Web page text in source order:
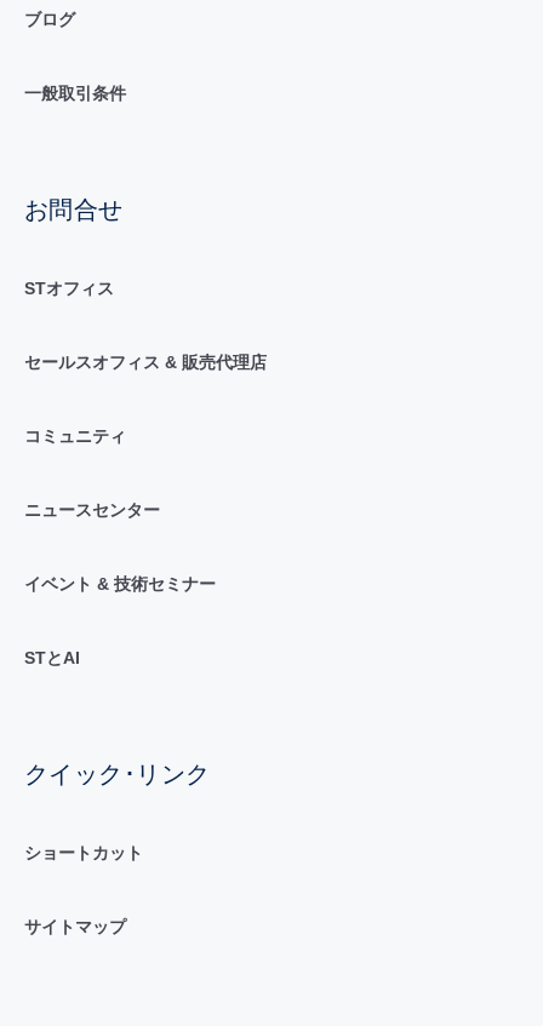
ブログ
一般取引条件
お問合せ
STオフィス
セールスオフィス & 販売代理店
コミュニティ
ニュースセンター
イベント & 技術セミナー
STとAI
クイック･リンク
ショートカット
サイトマップ